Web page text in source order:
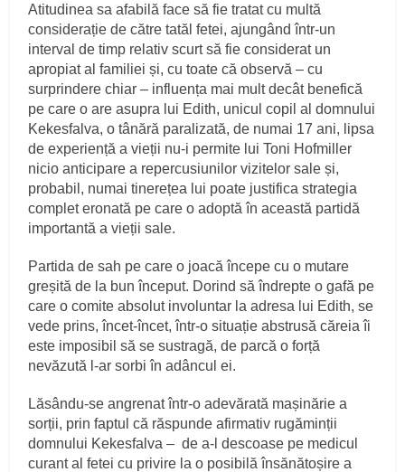
Atitudinea sa afabilă face să fie tratat cu multă
considerație de către tatăl fetei, ajungând într-un
interval de timp relativ scurt să fie considerat un
apropiat al familiei și, cu toate că observă – cu
surprindere chiar – influența mai mult decât benefică
pe care o are asupra lui Edith, unicul copil al domnului
Kekesfalva, o tânără paralizată, de numai 17 ani, lipsa
de experiență a vieții nu-i permite lui Toni Hofmiller
nicio anticipare a repercusiunilor vizitelor sale și,
probabil, numai tinerețea lui poate justifica strategia
complet eronată pe care o adoptă în această partidă
importantă a vieții sale.
Partida de sah pe care o joacă începe cu o mutare
greșită de la bun început. Dorind să îndrepte o gafă pe
care o comite absolut involuntar la adresa lui Edith, se
vede prins, încet-încet, într-o situație abstrusă căreia îi
este imposibil să se sustragă, de parcă o forță
nevăzută l-ar sorbi în adâncul ei.
Lăsându-se angrenat într-o adevărată mașinărie a
sorții, prin faptul că răspunde afirmativ rugăminții
domnului Kekesfalva – de a-l descoase pe medicul
curant al fetei cu privire la o posibilă însănătoșire a